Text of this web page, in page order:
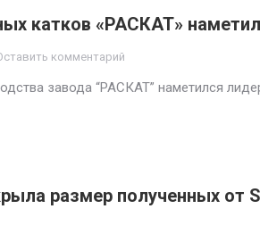
катков «РАСКАТ»
комментарий
завода “РАСКАТ” наметился
размер полученных от